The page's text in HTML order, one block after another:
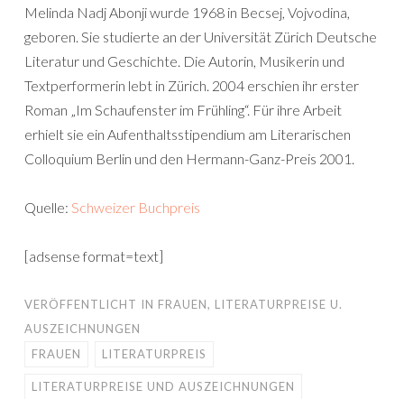
Melinda Nadj Abonji wurde 1968 in Becsej, Vojvodina,
geboren. Sie studierte an der Universität Zürich Deutsche
Literatur und Geschichte. Die Autorin, Musikerin und
Textperformerin lebt in Zürich. 2004 erschien ihr erster
Roman „Im Schaufenster im Frühling“. Für ihre Arbeit
erhielt sie ein Aufenthaltsstipendium am Literarischen
Colloquium Berlin und den Hermann-Ganz-Preis 2001.
Quelle: Schweizer Buchpreis
[adsense format=text]
VERÖFFENTLICHT IN FRAUEN, LITERATURPREISE U.
AUSZEICHNUNGEN
FRAUEN
LITERATURPREIS
LITERATURPREISE UND AUSZEICHNUNGEN